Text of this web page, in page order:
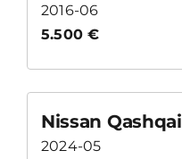
2016-06
5.500 €
Nissan Qashqai
2024-05